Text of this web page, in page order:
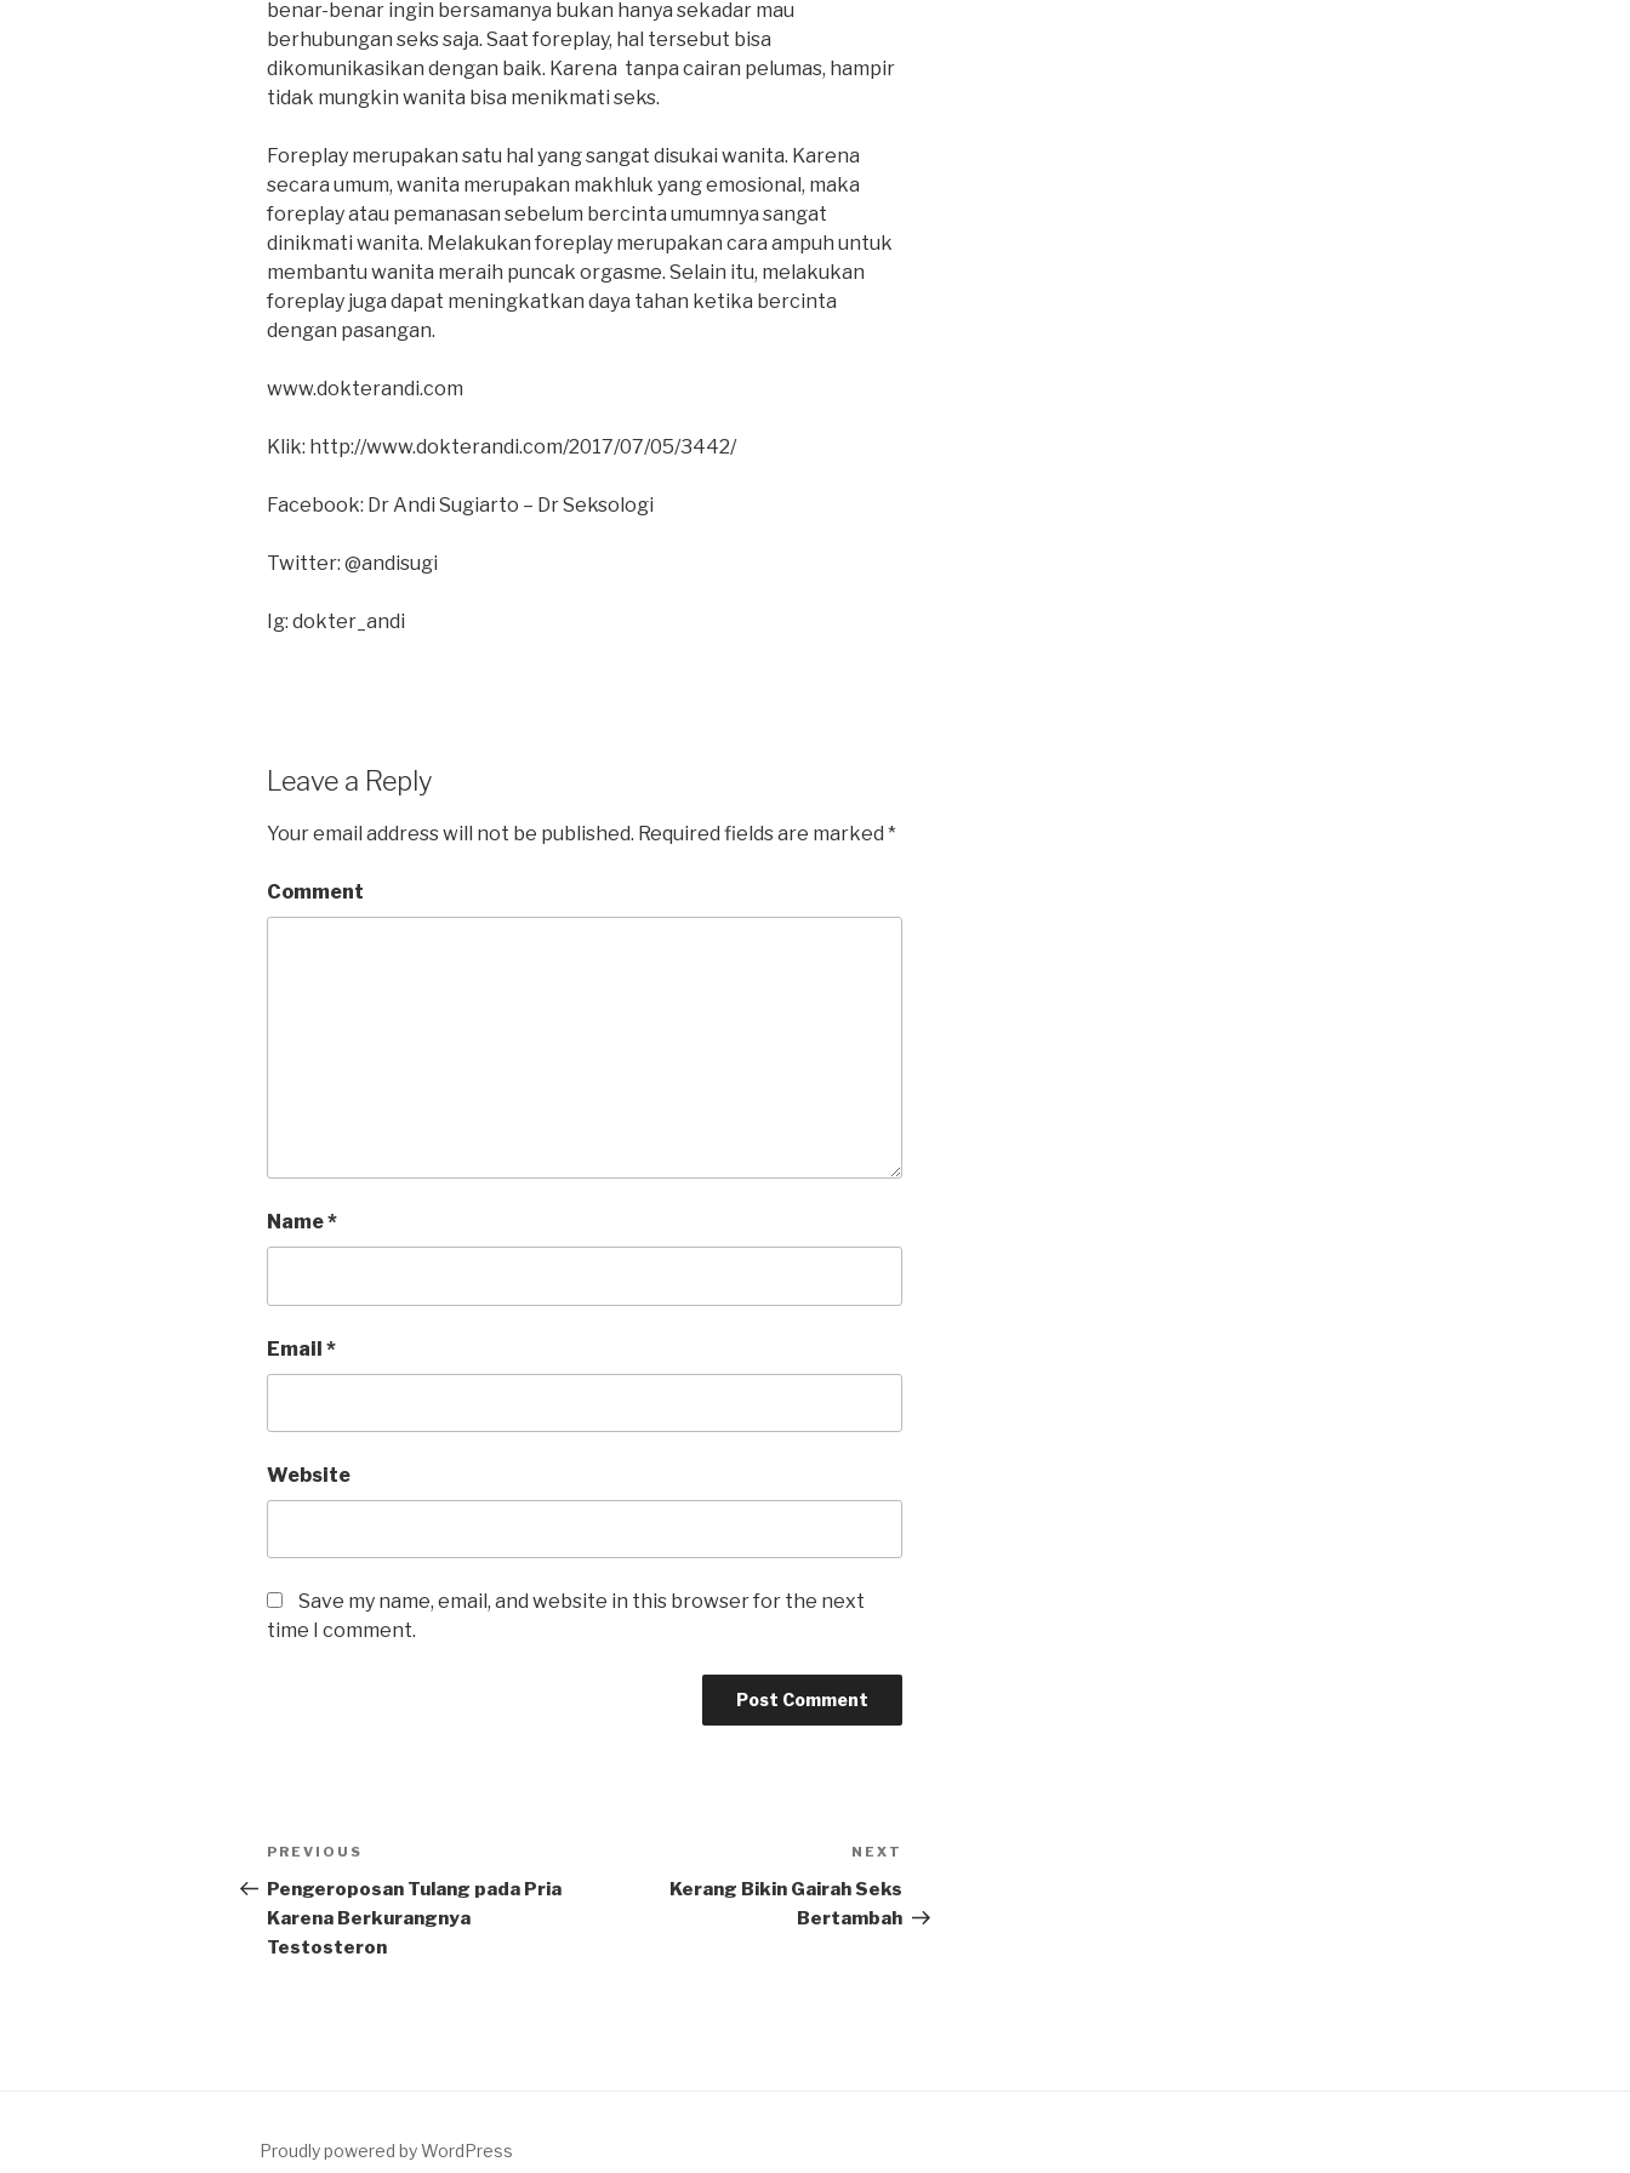
benar-benar ingin bersamanya bukan hanya sekadar mau
berhubungan seks saja. Saat foreplay, hal tersebut bisa
dikomunikasikan dengan baik. Karena tanpa cairan pelumas, hampir
tidak mungkin wanita bisa menikmati seks.
Foreplay merupakan satu hal yang sangat disukai wanita. Karena
secara umum, wanita merupakan makhluk yang emosional, maka
foreplay atau pemanasan sebelum bercinta umumnya sangat
dinikmati wanita. Melakukan foreplay merupakan cara ampuh untuk
membantu wanita meraih puncak orgasme. Selain itu, melakukan
foreplay juga dapat meningkatkan daya tahan ketika bercinta
dengan pasangan.
www.dokterandi.com
Klik: http://www.dokterandi.com/2017/07/05/3442/
Facebook: Dr Andi Sugiarto – Dr Seksologi
Twitter: @andisugi
Ig: dokter_andi
Leave a Reply
Your email address will not be published. Required fields are marked *
Comment
Name*
Email *
Website
Save my name, email, and website in this browser for the next
time I comment.
Post
navigation
Previous
Post
PREVIOUS
Pengeroposan Tulang pada Pria
Karena Berkurangnya
Testosteron
NEXT
Kerang Bikin Gairah Seks
Bertambah
Proudly powered by WordPress